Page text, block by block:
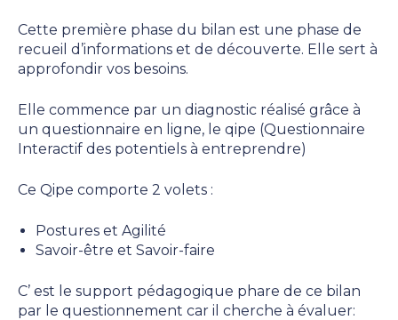
Cette première phase du bilan est une phase de
recueil d’informations et de découverte. Elle sert à
approfondir vos besoins.
Elle commence par un diagnostic réalisé grâce à
un questionnaire en ligne, le qipe (Questionnaire
Interactif des potentiels à entreprendre)
Ce Qipe comporte 2 volets :
Postures et Agilité
Savoir-être et Savoir-faire
C’ est le support pédagogique phare de ce bilan
par le questionnement car il cherche à évaluer: